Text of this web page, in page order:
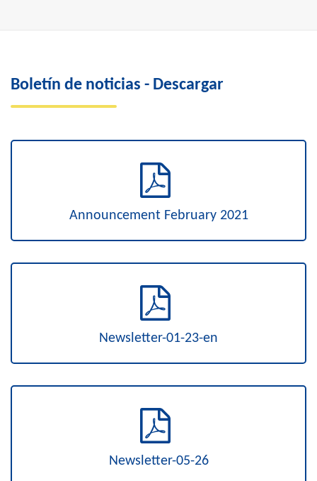
Boletín de noticias - Descargar
Announcement February 2021
Newsletter-01-23-en
Newsletter-05-26